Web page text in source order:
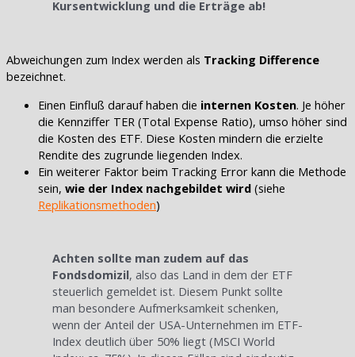
Kursentwicklung und die Erträge ab!
Abweichungen zum Index werden als Tracking Difference
bezeichnet.
Einen Einfluß darauf haben die internen Kosten. Je höher
die Kennziffer TER (Total Expense Ratio), umso höher sind
die Kosten des ETF. Diese Kosten mindern die erzielte
Rendite des zugrunde liegenden Index.
Ein weiterer Faktor beim Tracking Error kann die Methode
sein, wie der Index nachgebildet wird (siehe
Replikationsmethoden)
Achten sollte man zudem auf das
Fondsdomizil, also das Land in dem der ETF
steuerlich gemeldet ist. Diesem Punkt sollte
man besondere Aufmerksamkeit schenken,
wenn der Anteil der USA-Unternehmen im ETF-
Index deutlich über 50% liegt (MSCI World